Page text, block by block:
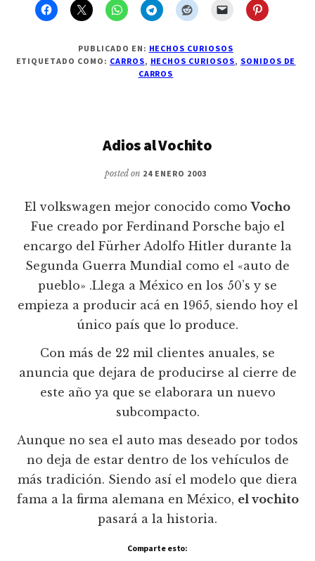
PUBLICADO EN: HECHOS CURIOSOS
ETIQUETADO COMO: CARROS, HECHOS CURIOSOS, SONIDOS DE
CARROS
Adios al Vochito
posted on 24 ENERO 2003
El volkswagen mejor conocido comoVocho
Fue creado por Ferdinand Porsche bajo el
encargo del Fürher Adolfo Hitler durante la
Segunda Guerra Mundial como el «auto de
pueblo» .Llega a México en los 50’s y se
empieza a producir acá en 1965, siendo hoy el
único paí­s que lo produce.
Con más de 22 mil clientes anuales, se
anuncia que dejara de producirse al cierre de
este año ya que se elaborara un nuevo
subcompacto.
Aunque no sea el auto mas deseado por todos
no deja de estar dentro de los vehí­culos de
más tradición. Siendo así­ el modelo que diera
fama a la firma alemana en México, el vochito
pasará a la historia.
Comparte esto: